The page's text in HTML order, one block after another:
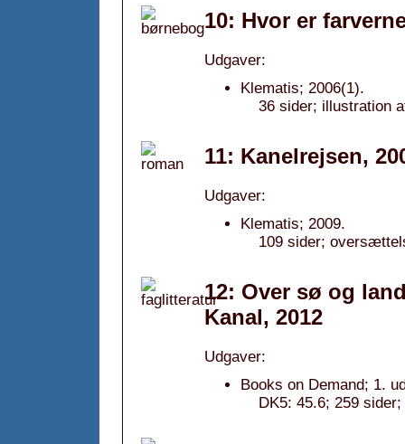
10: Hvor er
Udgaver:
Klematis; 2006(1).
36 sider; illustration
11: Kanelrejsen,
Udgaver:
Klematis; 2009.
109 sider;
12: Over sø og
Kanal, 2012
Udgaver:
Books on Demand; 1.
DK5: 45.6; 259